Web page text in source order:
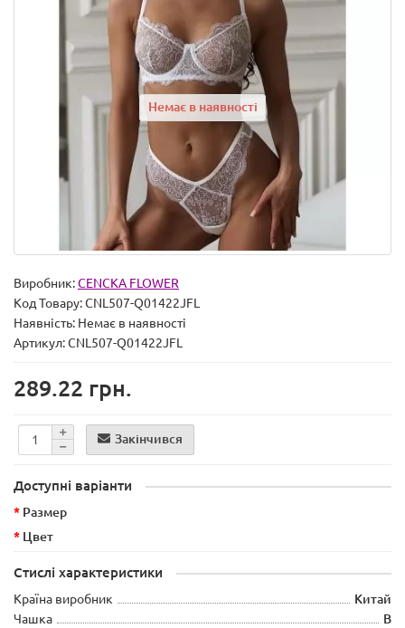
Немає в наявності
Виробник:CENCKA FLOWER
Код Товару:CNL507-Q01422JFL
Наявність: Немає в наявності
Артикул: CNL507-Q01422JFL
289.22 грн.
Закінчився
Доступні варіанти
Размер
Цвет
Стислі характеристики
Країна виробник
Китай
Чашка
B